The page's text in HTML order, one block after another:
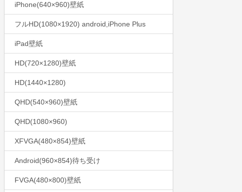
iPhone(640×960)壁紙
フルHD(1080×1920) android,iPhone Plus
iPad壁紙
HD(720×1280)壁紙
HD(1440×1280)
QHD(540×960)壁紙
QHD(1080×960)
XFVGA(480×854)壁紙
Android(960×854)待ち受け
FVGA(480×800)壁紙